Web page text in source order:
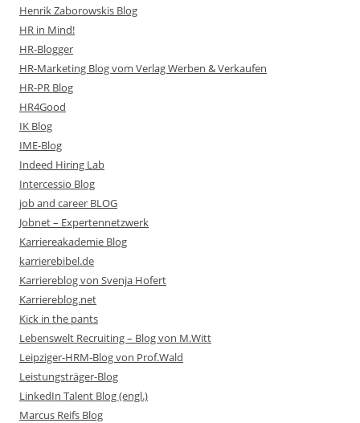
Henrik Zaborowskis Blog
HR in Mind!
HR-Blogger
HR-Marketing Blog vom Verlag Werben & Verkaufen
HR-PR Blog
HR4Good
IK Blog
IME-Blog
Indeed Hiring Lab
Intercessio Blog
job and career BLOG
Jobnet – Expertennetzwerk
Karriereakademie Blog
karrierebibel.de
Karriereblog von Svenja Hofert
Karriereblog.net
Kick in the pants
Lebenswelt Recruiting – Blog von M.Witt
Leipziger-HRM-Blog von Prof.Wald
Leistungsträger-Blog
LinkedIn Talent Blog (engl.)
Marcus Reifs Blog